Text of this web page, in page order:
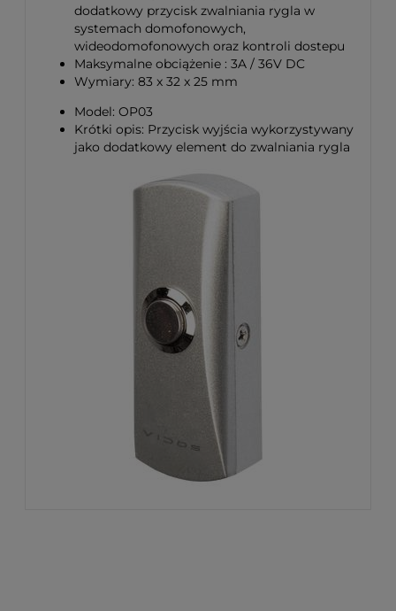
dodatkowy przycisk zwalniania rygla w
systemach domofonowych,
wideodomofonowych oraz kontroli dostepu
Maksymalne obciążenie : 3A / 36V DC
Wymiary: 83 x 32 x 25 mm
Model: OP03
Krótki opis: Przycisk wyjścia wykorzystywany
jako dodatkowy element do zwalniania rygla